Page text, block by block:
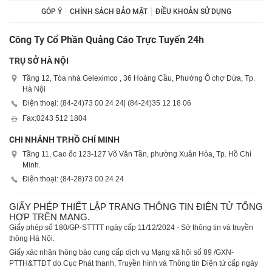
GÓP Ý CHÍNH SÁCH BẢO MẬT ĐIỀU KHOẢN SỬ DỤNG
Công Ty Cổ Phần Quảng Cáo Trực Tuyến 24h
TRỤ SỞ HÀ NỘI
Tầng 12, Tòa nhà Geleximco , 36 Hoàng Cầu, Phường Ô chợ Dừa, Tp.
Hà Nội
Điện thoại: (84-24)73 00 24 24 | (84-24)35 12 18 06
Fax:0243 512 1804
CHI NHÁNH TP.HỒ CHÍ MINH
Tầng 11, Cao ốc 123-127 Võ Văn Tần, phường Xuân Hòa, Tp. Hồ Chí
Minh.
Điện thoại: (84-28)73 00 24 24
GIẤY PHÉP THIẾT LẬP TRANG THÔNG TIN ĐIỆN TỬ TỔNG
HỢP TRÊN MẠNG.
Giấy phép số 180/GP-STTTT ngày cấp 11/12/2024 - Sở thông tin và truyền
thông Hà Nội.
Giấy xác nhận thông báo cung cấp dịch vụ Mạng xã hội số 89 /GXN-
PTTH&TTĐT do Cục Phát thanh, Truyền hình và Thông tin Điện tử cấp ngày